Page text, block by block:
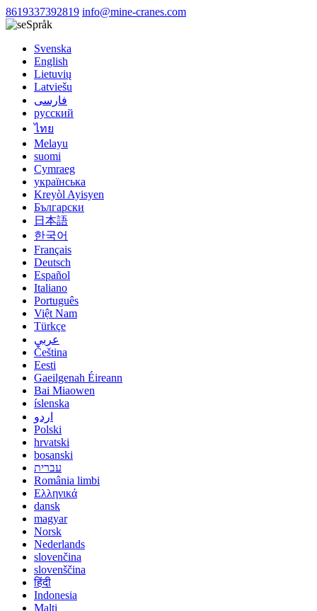
8619337392819 info@mine-cranes.com
Språk
Svenska
English
Lietuvių
Latviešu
فارسی
русский
ไทย
Melayu
suomi
Cymraeg
українська
Kreyòl Ayisyen
Български
日本語
한국어
Français
Deutsch
Español
Italiano
Português
Việt Nam
Türkçe
عربي
Čeština
Eesti
Gaeilgenah Éireann
Bai Miaowen
íslenska
اردو
Polski
hrvatski
bosanski
עברית
România limbi
Ελληνικά
dansk
magyar
Norsk
Nederlands
slovenčina
slovenščina
हिंदी
Indonesia
Malti